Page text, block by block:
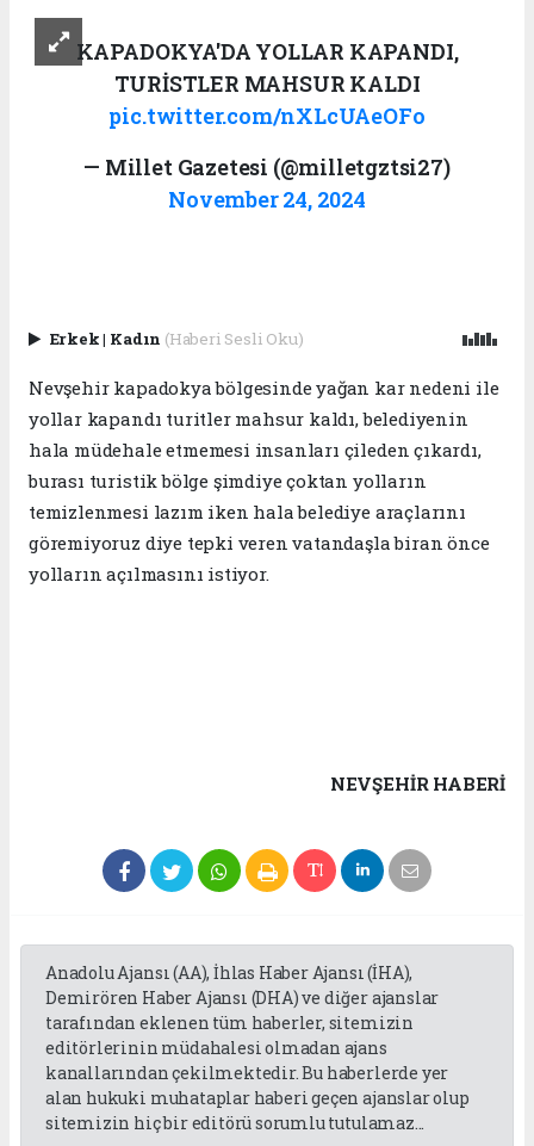
KAPADOKYA'DA YOLLAR KAPANDI,
TURİSTLER MAHSUR KALDI
pic.twitter.com/nXLcUAeOFo
— Millet Gazetesi (@milletgztsi27)
November 24, 2024
Erkek| Kadın (Haberi Sesli Oku)
Nevşehir kapadokya bölgesinde yağan kar nedeni ile
yollar kapandı turitler mahsur kaldı, belediyenin
hala müdehale etmemesi insanları çileden çıkardı,
burası turistik bölge şimdiye çoktan yolların
temizlenmesi lazım iken hala belediye araçlarını
göremiyoruz diye tepki veren vatandaşla biran önce
yolların açılmasını istiyor.
NEVŞEHIR HABERİ
Anadolu Ajansı (AA), İhlas Haber Ajansı (İHA),
Demirören Haber Ajansı (DHA) ve diğer ajanslar
tarafından eklenen tüm haberler, sitemizin
editörlerinin müdahalesi olmadan ajans
kanallarından çekilmektedir. Bu haberlerde yer
alan hukuki muhataplar haberi geçen ajanslar olup
sitemizin hiç bir editörü sorumlu tutulamaz...